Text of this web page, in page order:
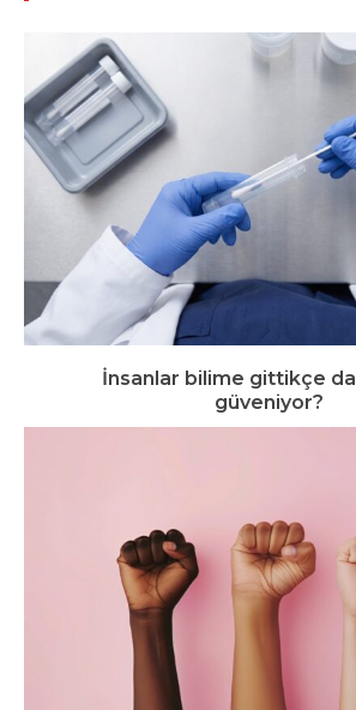
İnsanlar bilime gittikçe
güveniyor?